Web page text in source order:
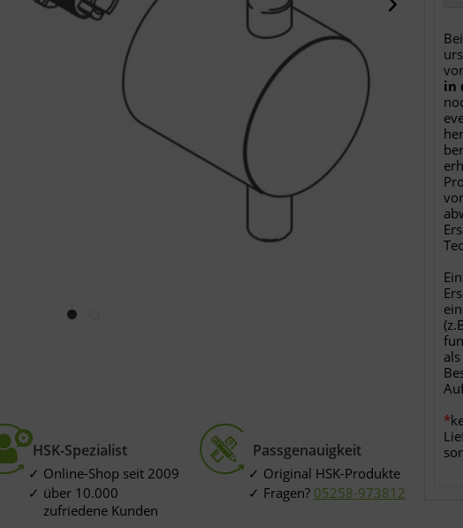
HSK-Spezialist
Online-Shop seit 2009
über 10.000
zufriedene Kunden
Passgenauigkeit
Original HSK-Produkte
Fragen? 05258-973812
in
*